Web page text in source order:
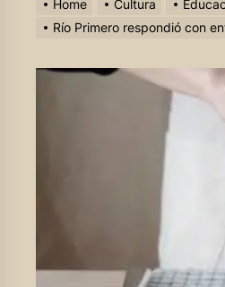
Home Cultura
Río Primero respondió con